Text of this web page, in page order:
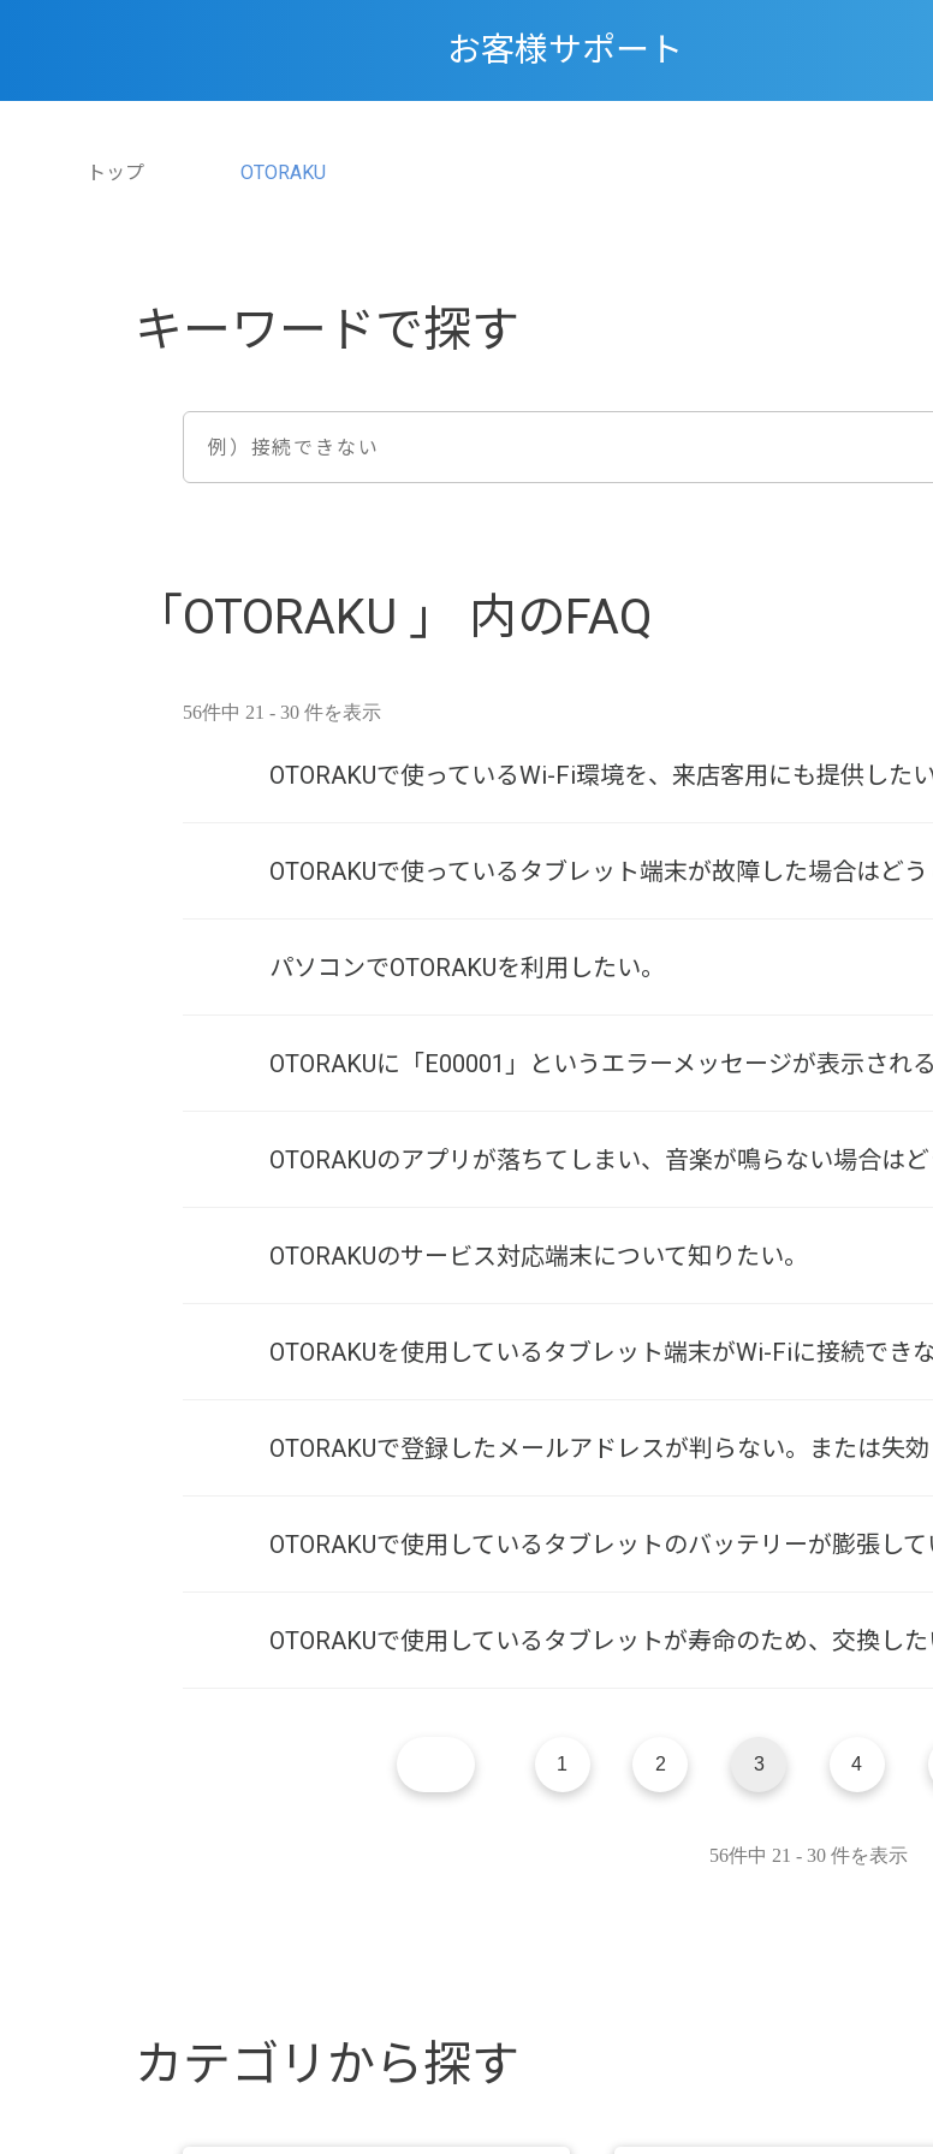
お客様サポート
トップ OTORAKU
「OTORAKU 」 内のFAQ
56件中 21 - 30 件を表示
OTORAKUで使っているWi-Fi環境を、来店客用にも提供したい
OTORAKUで使っているタブレット端末が故障した場合はどう
パソコンでOTORAKUを利用したい。
OTORAKUに「E00001」というエラーメッセージが表示される
OTORAKUのアプリが落ちてしまい、音楽が鳴らない場合はど
OTORAKUのサービス対応端末について知りたい。
OTORAKUを使用しているタブレット端末がWi-Fiに接続でき
OTORAKUで登録したメールアドレスが判らない。または失
OTORAKUで使用しているタブレットのバッテリーが膨張し
OTORAKUで使用しているタブレットが寿命のため、交換した
56件中 21 - 30 件を表示
1 2 3 4
カテゴリから探す